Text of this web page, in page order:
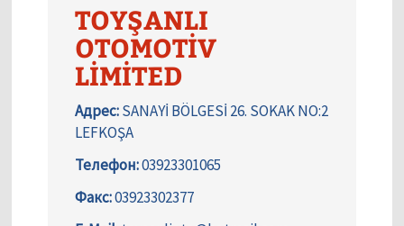
TOYŞANLI
OTOMOTİV
LİMİTED
Адрес:SANAYİ BÖLGESİ 26. SOKAK NO:2
LEFKOŞA
Телефон:03923301065
Факс:03923302377